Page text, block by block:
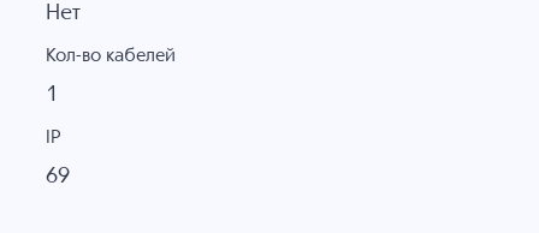
Нет
Кол-во кабелей
1
IP
69